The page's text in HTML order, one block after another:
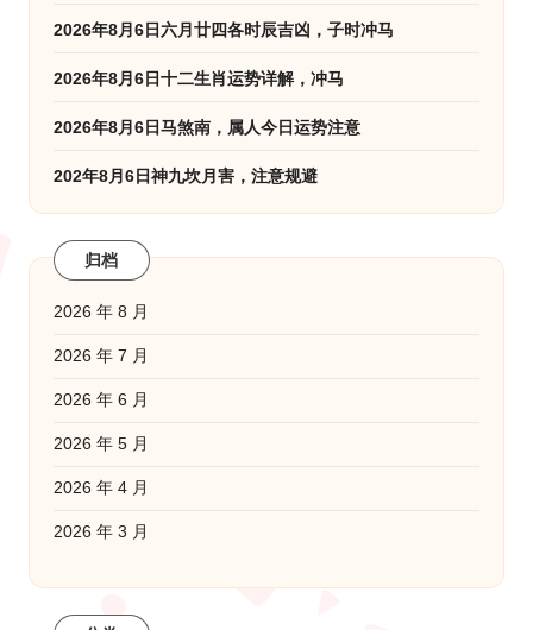
2026年8月6日六月廿四各时辰吉凶，子时冲马
2026年8月6日十二生肖运势详解，冲马
2026年8月6日马煞南，属人今日运势注意
202年8月6日神九坎月害，注意规避
归档
2026 年 8 月
2026 年 7 月
2026 年 6 月
2026 年 5 月
2026 年 4 月
2026 年 3 月